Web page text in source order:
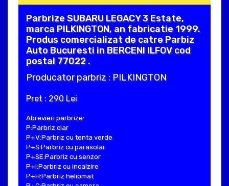
Parbrize SUBARU LEGACY 3 Estate,
marca PILKINGTON, an fabricatie 1999.
Produs comercializat de catre Parbiz
Auto Bucuresti in BERCENI ILFOV cod
postal 77022 .
Producator parbriz : PILKINGTON
Pret : 290 Lei
Abrevieri parbrize:
P:Parbriz clar
P+V:Parbriz cu tenta verde
P+S:Parbriz cu parasolar
P+SE:Parbriz cu senzor
P+I:Parbriz cu incalzire
P+H:Parbriz heliomat